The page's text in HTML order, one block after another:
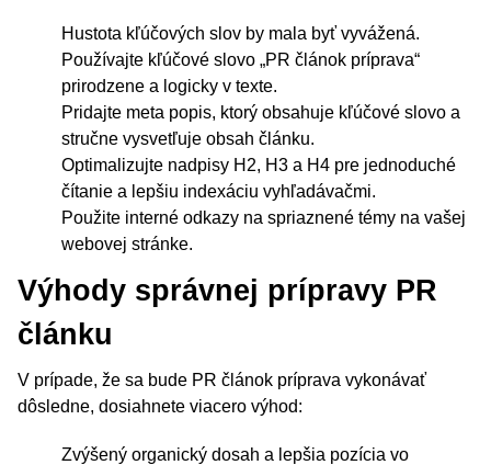
Hustota kľúčových slov by mala byť vyvážená.
Používajte kľúčové slovo „PR článok príprava“
prirodzene a logicky v texte.
Pridajte meta popis, ktorý obsahuje kľúčové slovo a
stručne vysvetľuje obsah článku.
Optimalizujte nadpisy H2, H3 a H4 pre jednoduché
čítanie a lepšiu indexáciu vyhľadávačmi.
Použite interné odkazy na spriaznené témy na vašej
webovej stránke.
Výhody správnej prípravy PR
článku
V prípade, že sa bude PR článok príprava vykonávať
dôsledne, dosiahnete viacero výhod:
Zvýšený organický dosah a lepšia pozícia vo